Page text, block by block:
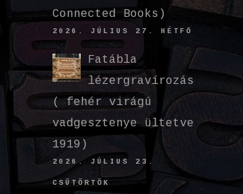
Connected Books)
2026. JÚLIUS 27. HÉTFŐ
Fatábla
lézergravírozás
( fehér virágú
vadgesztenye ültetve
1919)
2026. JÚLIUS 23.
CSÜTÖRTÖK